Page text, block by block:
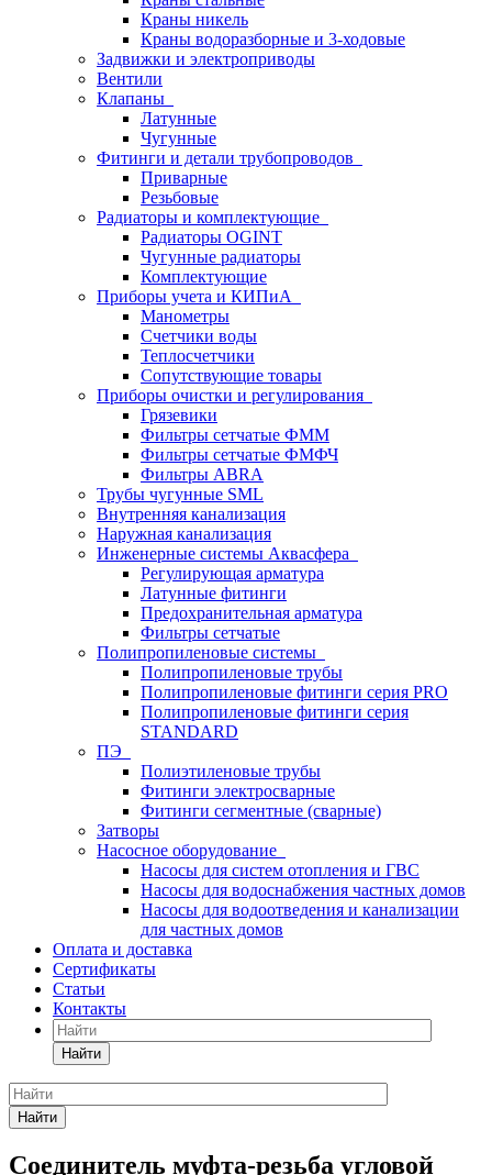
Краны никель
Краны водоразборные и 3-ходовые
Задвижки и электроприводы
Вентили
Клапаны
Латунные
Чугунные
Фитинги и детали трубопроводов
Приварные
Резьбовые
Радиаторы и комплектующие
Радиаторы OGINT
Чугунные радиаторы
Комплектующие
Приборы учета и КИПиА
Манометры
Счетчики воды
Теплосчетчики
Сопутствующие товары
Приборы очистки и регулирования
Грязевики
Фильтры сетчатые ФММ
Фильтры сетчатые ФМФЧ
Фильтры ABRA
Трубы чугунные SML
Внутренняя канализация
Наружная канализация
Инженерные системы Аквасфера
Регулирующая арматура
Латунные фитинги
Предохранительная арматура
Фильтры сетчатые
Полипропиленовые системы
Полипропиленовые трубы
Полипропиленовые фитинги серия PRO
Полипропиленовые фитинги серия
STANDARD
ПЭ
Полиэтиленовые трубы
Фитинги электросварные
Фитинги сегментные (сварные)
Затворы
Насосное оборудование
Насосы для систем отопления и ГВС
Насосы для водоснабжения частных домов
Насосы для водоотведения и канализации
для частных домов
Оплата и доставка
Сертификаты
Статьи
Контакты
Найти
Найти
Соединитель муфта-резьба угловой